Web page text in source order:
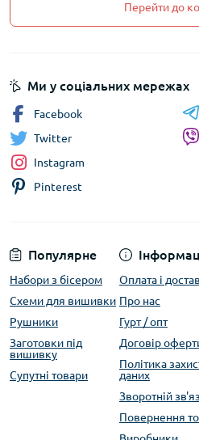
Перейти до
Популярне
Набори з бісером
Схеми для вишивки
Рушники
Заготовки під
вишивку
Супутні товари
Оплата і
Про нас
Гурт / опт
Договір
Політика
даних
Зворотній
Повернення
Ми у соціальних мережах
Facebook
Twitter
Instagram
Pinterest